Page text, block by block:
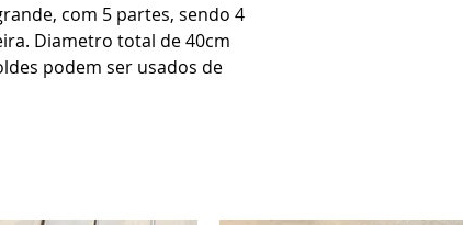
com 5 partes, sendo 4
Diametro total de 40cm
podem ser usados de